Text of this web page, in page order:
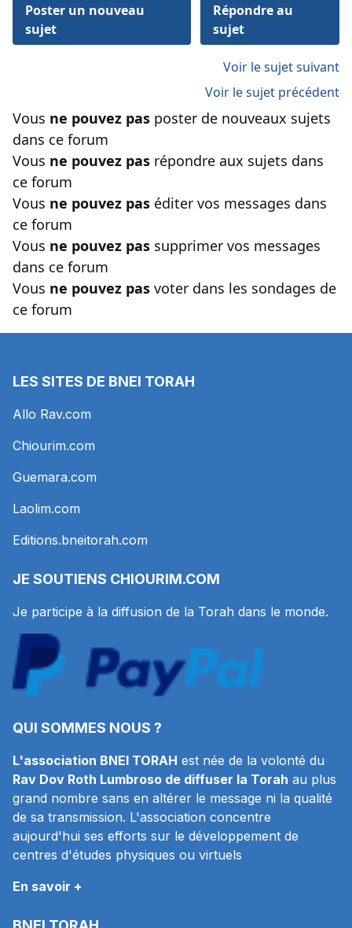
Poster un nouveau
sujet
Répondre au
sujet
Voir le sujet suivant
Voir le sujet précédent
Vous ne pouvez pas poster de nouveaux sujets
dans ce forum
Vous ne pouvez pas répondre aux sujets dans
ce forum
Vous ne pouvez pas éditer vos messages dans
ce forum
Vous ne pouvez pas supprimer vos messages
dans ce forum
Vous ne pouvez pas voter dans les sondages de
ce forum
LES SITES DE BNEI TORAH
Allo Rav.com
Chiourim.com
Guemara.com
Laolim.com
Editions.bneitorah.com
JE SOUTIENS CHIOURIM.COM
Je participe à la diffusion de la Torah dans le monde.
QUI SOMMES NOUS ?
L'association BNEI TORAH est née de la volonté du
Rav Dov Roth Lumbroso de diffuser la Torah au plus
grand nombre sans en altérer le message ni la qualité
de sa transmission. L'association concentre
aujourd'hui ses efforts sur le développement de
centres d'études physiques ou virtuels
En savoir +